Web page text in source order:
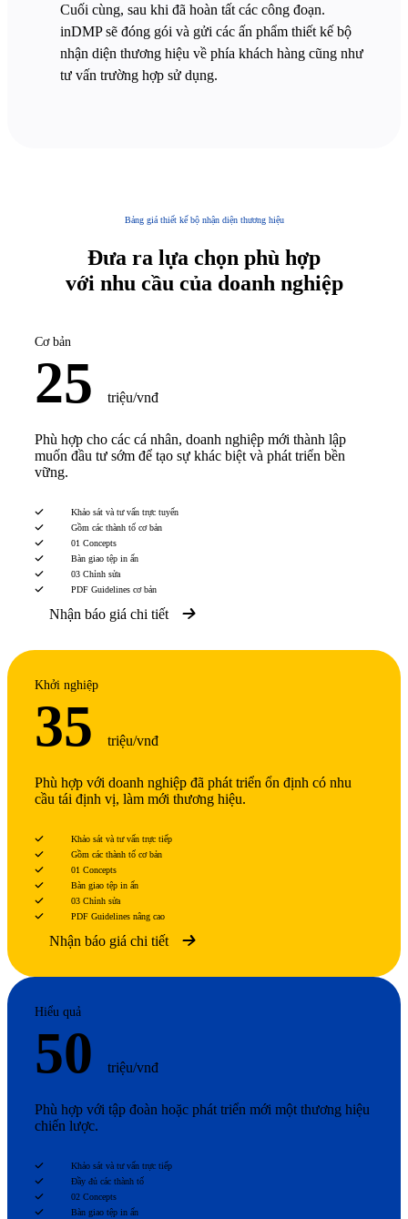
Cuối cùng, sau khi đã hoàn tất các công đoạn.
inDMP sẽ đóng gói và gửi các ấn phẩm thiết kế bộ
nhận diện thương hiệu về phía khách hàng cũng như
tư vấn trường hợp sử dụng.
Bảng giá thiết kế bộ nhận diện thương hiệu
Đưa ra lựa chọn phù hợp
với nhu cầu của doanh nghiệp
Cơ bản
25 triệu/vnđ
Phù hợp cho các cá nhân, doanh nghiệp mới thành lập
muốn đầu tư sớm để tạo sự khác biệt và phát triển bền
vững.
Khảo sát và tư vấn trực tuyến
Gồm các thành tố cơ bản
01 Concepts
Bàn giao tệp in ấn
03 Chỉnh sửa
PDF Guidelines cơ bản
Nhận báo giá chi tiết
Khởi nghiệp
35 triệu/vnđ
Phù hợp với doanh nghiệp đã phát triển ổn định có nhu
cầu tái định vị, làm mới thương hiệu.
Khảo sát và tư vấn trực tiếp
Gồm các thành tố cơ bản
01 Concepts
Bàn giao tệp in ấn
03 Chỉnh sửa
PDF Guidelines nâng cao
Nhận báo giá chi tiết
Hiểu quả
50 triệu/vnđ
Phù hợp với tập đoàn hoặc phát triển mới một thương hiệu
chiến lược.
Khảo sát và tư vấn trực tiếp
Đầy đủ các thành tố
02 Concepts
Bàn giao tệp in ấn